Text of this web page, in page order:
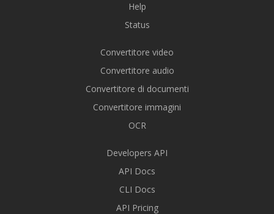
Help
Status
Convertitore video
Convertitore audio
Convertitore di documenti
Convertitore immagini
OCR
Developers API
API Docs
CLI Docs
API Pricing